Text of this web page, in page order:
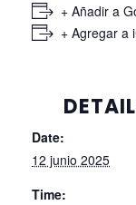
+ Añadir a
+ Agregar a
Date:
12 junio 2025
Time: